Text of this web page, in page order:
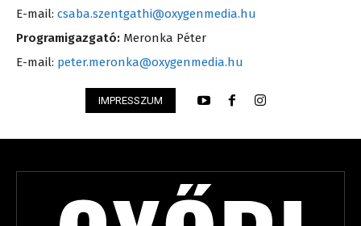
E-mail: csaba.szentgathi@oxygenmedia.hu
Programigazgató: Meronka Péter
E-mail: peter.meronka@oxygenmedia.hu
IMPRESSZUM